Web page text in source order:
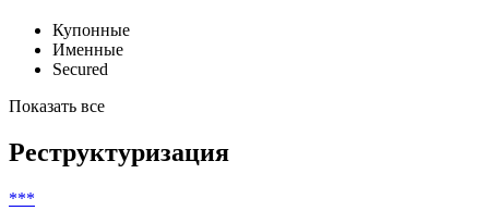
Купонные
Именные
Secured
Показать все
Реструктуризация
***